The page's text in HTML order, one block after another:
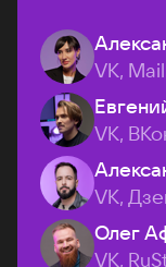
VK,
VK,
VK,
Олег
VK,